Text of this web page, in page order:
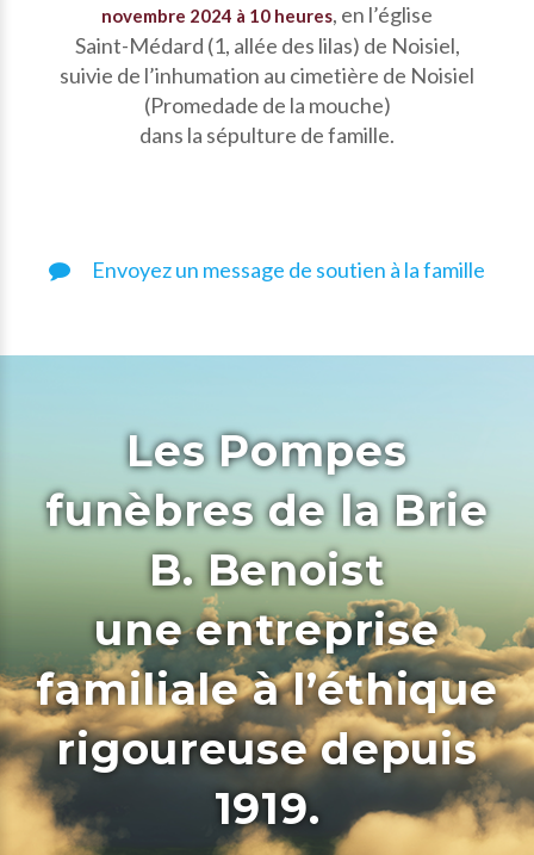
novembre 2024 à 10 heures, en l’église
Saint-Médard (1, allée des lilas) de Noisiel,
suivie de l’inhumation au cimetière de Noisiel
(Promedade de la mouche)
dans la sépulture de famille.
Envoyez un message de soutien à la famille
Les Pompes
funèbres de la Brie
B. Benoist
une entreprise
familiale à l’éthique
rigoureuse depuis
1919.